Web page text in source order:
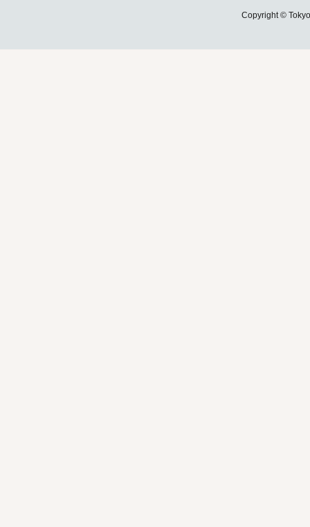
Copyright ©